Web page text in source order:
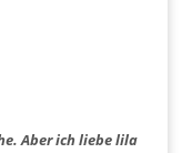
Aber ich liebe lila